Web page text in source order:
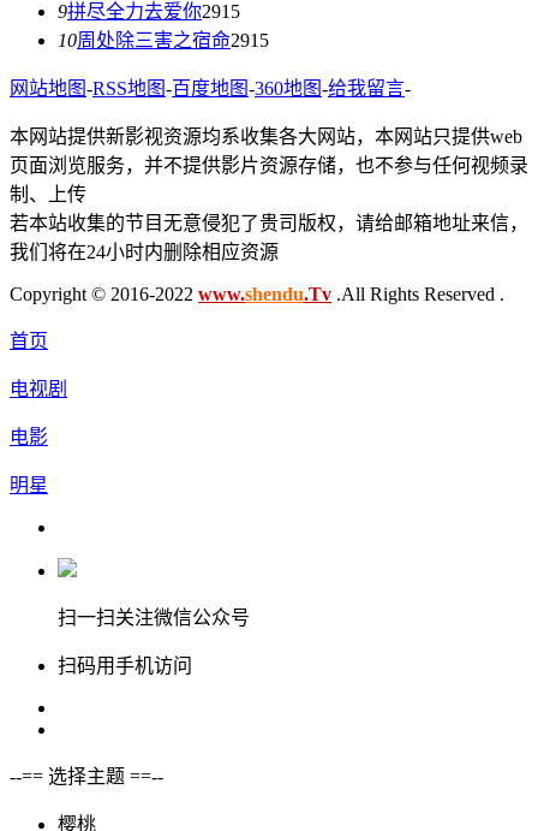
9拼尽全力去爱你2915
10周处除三害之宿命2915
网站地图-RSS地图-百度地图-360地图-给我留言-
本网站提供新影视资源均系收集各大网站，本网站只提供web
页面浏览服务，并不提供影片资源存储，也不参与任何视频录
制、上传
若本站收集的节目无意侵犯了贵司版权，请给邮箱地址来信，
我们将在24小时内删除相应资源
Copyright © 2016-2022 www.shendu.Tv .All Rights Reserved .
首页
电视剧
电影
明星
扫一扫关注微信公众号
扫码用手机访问
--== 选择主题 ==--
樱桃